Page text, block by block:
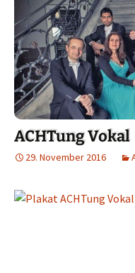
ACHTung Vokal
29. November 2016